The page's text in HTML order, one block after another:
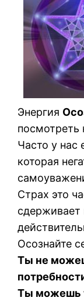
Энергия
посмотреть
Часто у нас
которая
Страх это
сдерживает
Осознайте
Ты не
Ты можешь